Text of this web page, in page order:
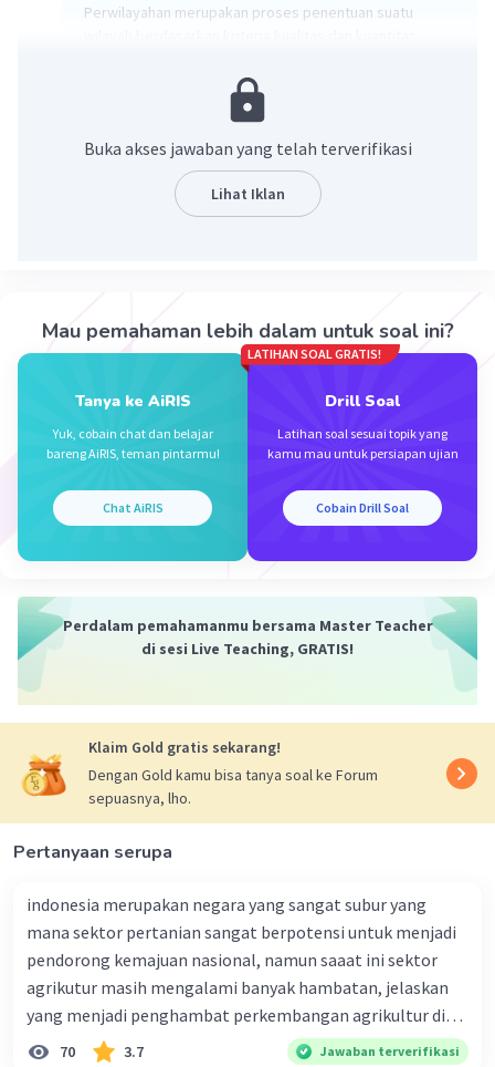
Perwilayahan merupakan proses penentuan suatu
Iklan
Buka akses jawaban yang telah terverifikasi
Lihat Iklan
Mau pemahaman lebih dalam untuk soal ini?
Tanya ke AiRIS
Yuk, cobain chat dan belajar
bareng AiRIS, teman pintarmu!
Chat AiRIS
LATIHAN SOAL GRATIS!
Drill Soal
Latihan soal sesuai topik yang
kamu mau untuk persiapan ujian
Cobain Drill Soal
Perdalam pemahamanmu bersama Master Teacher
di sesi Live Teaching, GRATIS!
Klaim Gold gratis sekarang!
Dengan Gold kamu bisa tanya soal ke Forum
sepuasnya, lho.
Pertanyaan serupa
indonesia merupakan negara yang sangat subur yang
mana sektor pertanian sangat berpotensi untuk menjadi
pendorong kemajuan nasional, namun saaat ini sektor
agrikutur masih mengalami banyak hambatan, jelaskan
yang menjadi penghambat perkembangan agrikultur di
indonesia
70 3.7 Jawaban terverifikasi